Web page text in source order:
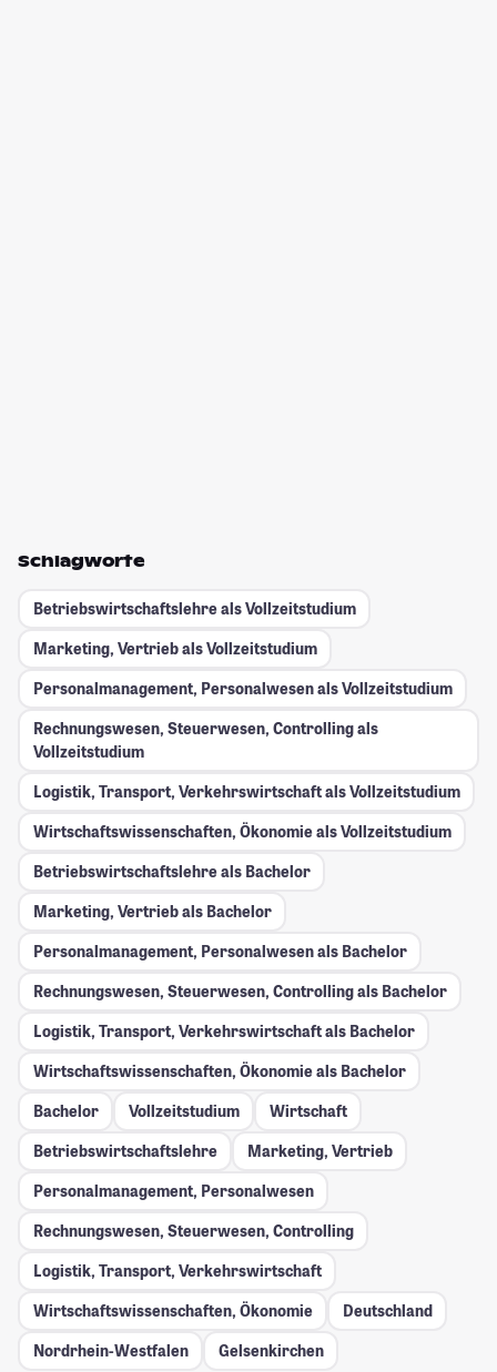
Schlagworte
Betriebswirtschaftslehre als Vollzeitstudium
Marketing, Vertrieb als Vollzeitstudium
Personalmanagement, Personalwesen als Vollzeitstudium
Rechnungswesen, Steuerwesen, Controlling als
Vollzeitstudium
Logistik, Transport, Verkehrswirtschaft als Vollzeitstudium
Wirtschaftswissenschaften, Ökonomie als Vollzeitstudium
Betriebswirtschaftslehre als Bachelor
Marketing, Vertrieb als Bachelor
Personalmanagement, Personalwesen als Bachelor
Rechnungswesen, Steuerwesen, Controlling als Bachelor
Logistik, Transport, Verkehrswirtschaft als Bachelor
Wirtschaftswissenschaften, Ökonomie als Bachelor
Bachelor
Vollzeitstudium
Wirtschaft
Betriebswirtschaftslehre
Marketing, Vertrieb
Personalmanagement, Personalwesen
Rechnungswesen, Steuerwesen, Controlling
Logistik, Transport, Verkehrswirtschaft
Wirtschaftswissenschaften, Ökonomie
Deutschland
Nordrhein-Westfalen
Gelsenkirchen